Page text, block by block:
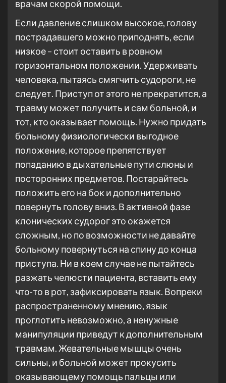
врачам скорой помощи.
Если давление слишком высокое, голову
пострадавшего можно приподнять, если
низкое – стоит оставить в ровном
горизонтальном положении. Удерживать
человека, пытаясь смягчить судороги, не
следует. Приступ от этого не прекратится, а
травму может получить и сам больной, и
тот, кто оказывает помощь. Нужно придать
больному физиологически выгодное
положение, которое препятствует
попаданию в дыхательные пути слюны и
посторонних предметов. Постарайтесь
положить его на бок и дополнительно
повернуть голову вниз. В активной фазе
клонических судорог это окажется
сложным, но по возможности не давайте
больному повернуться на спину до конца
приступа. Ни в коем случае не пытайтесь
разжать челюсти пациента, вставить ему
что-то в рот, зафиксировать язык. Вопреки
распространенному мнению, язык
проглотить невозможно, а ненужные
манипуляции приведут к дополнительным
травмам. Жевательные мышцы очень
сильны, и больной может прокусить
оказывающему помощь пальцы или